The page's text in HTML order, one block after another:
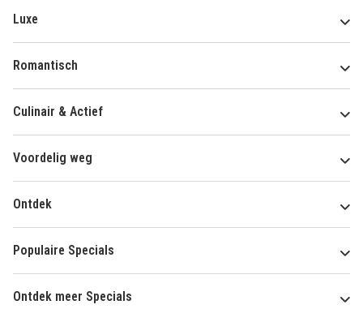
Luxe
Romantisch
Culinair & Actief
Voordelig weg
Ontdek
Populaire Specials
Ontdek meer Specials